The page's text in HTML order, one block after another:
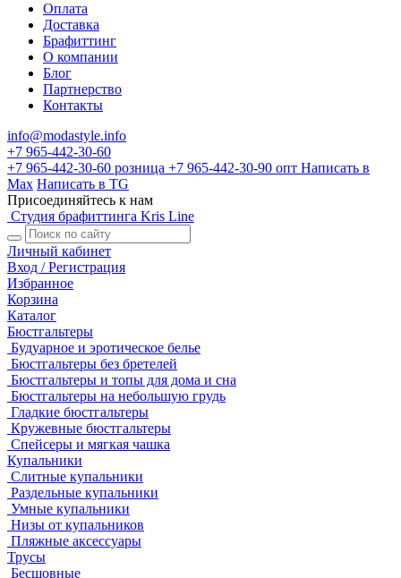
Оплата
Доставка
Брафиттинг
О компании
Блог
Партнерство
Контакты
info@modastyle.info
+7 965-442-30-60
+7 965-442-30-60 розница +7 965-442-30-90 опт Написать в
Max Написать в TG
Присоединяйтесь к нам
Студия брафиттинга Kris Line
Личный кабинет
Вход / Регистрация
Избранное
Корзина
Каталог
Бюстгальтеры
Будуарное и эротическое белье
Бюстгальтеры без бретелей
Бюстгальтеры и топы для дома и сна
Бюстгальтеры на небольшую грудь
Гладкие бюстгальтеры
Кружевные бюстгальтеры
Спейсеры и мягкая чашка
Купальники
Слитные купальники
Раздельные купальники
Умные купальники
Низы от купальников
Пляжные аксессуары
Трусы
Бесшовные